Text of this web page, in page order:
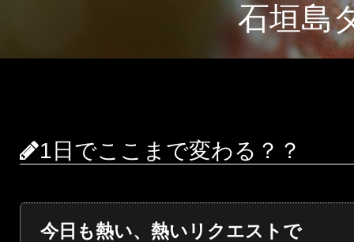
石垣島
1日でここまで変わる？？
今日も熱い、熱いリクエストで